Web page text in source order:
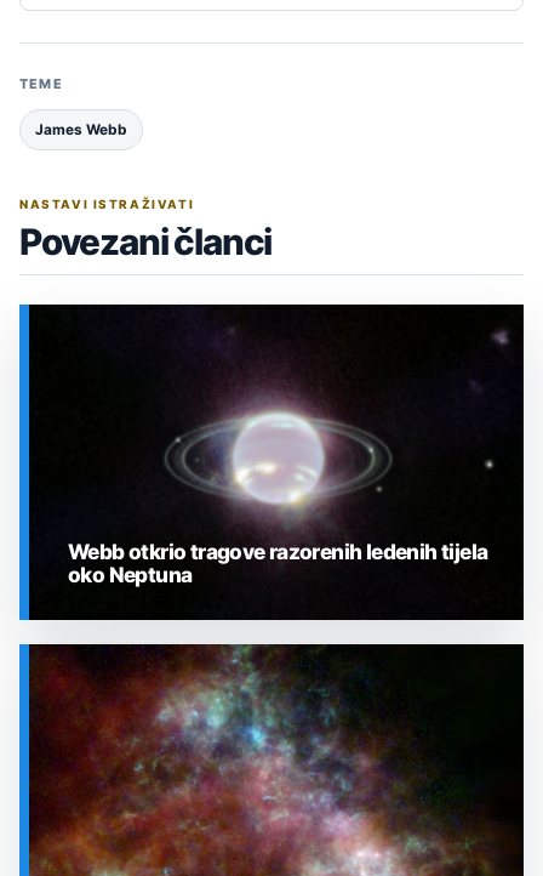
TEME
James Webb
NASTAVI ISTRAŽIVATI
Povezani članci
SVEMIR
Webb otkrio tragove razorenih ledenih tijela
oko Neptuna